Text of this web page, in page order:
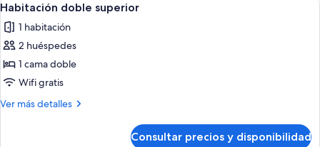
todas
las
fotos
de
Habitación
doble
19
Habitación doble superior
1 habitación
2 huéspedes
1 cama doble
Wifi gratis
Ver más detalles
Más
Consultar precios y disponibilidad